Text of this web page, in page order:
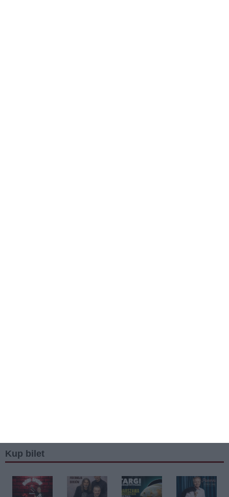
Kup bilet